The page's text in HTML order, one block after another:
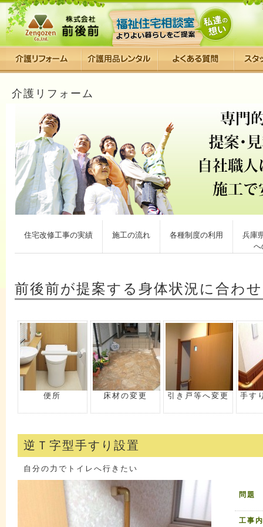
介護リフォーム
住宅改修工事の実績 施工の流れ 各種制度の利用
兵庫
へ
前後前が提案する身体状況に合わ
便所 床材の変更 引き戸等へ変更 手す
逆Ｔ字型手すり設置
自分の力でトイレへ行きたい
問題
工事